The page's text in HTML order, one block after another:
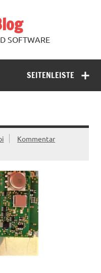
SOFTWARE
SEITENLEISTE
Kommentar